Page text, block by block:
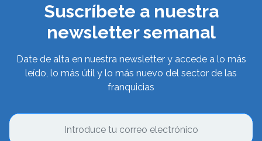
Suscríbete a nuestra
newsletter semanal
Date de alta en nuestra newsletter y accede a lo más
leído, lo más útil y lo más nuevo del sector de las
franquicias